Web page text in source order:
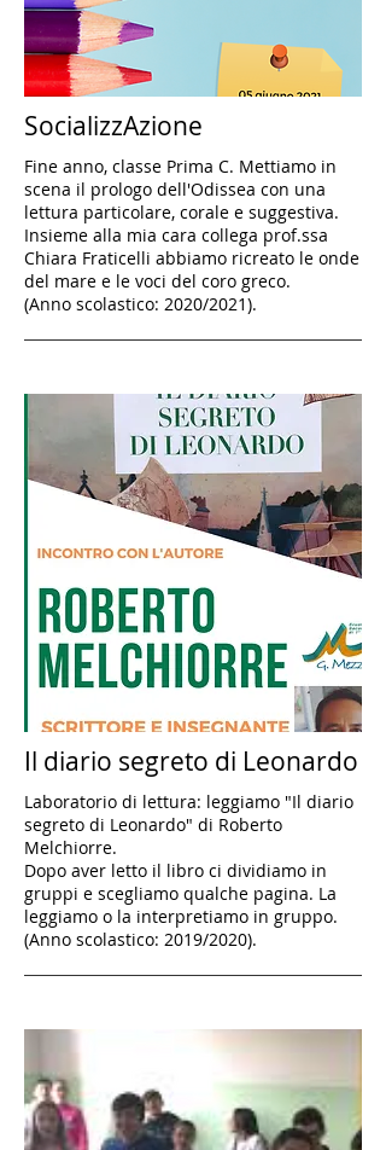
SocializzAzione
Fine anno, classe Prima C. Mettiamo in
scena il prologo dell'Odissea con una
lettura particolare, corale e suggestiva.
Insieme alla mia cara collega prof.ssa
Chiara Fraticelli abbiamo ricreato le onde
del mare e le voci del coro greco.
(Anno scolastico: 2020/2021).
Il diario segreto di Leonardo
Laboratorio di lettura: leggiamo "Il diario
segreto di Leonardo" di Roberto
Melchiorre.
Dopo aver letto il libro ci dividiamo in
gruppi e scegliamo qualche pagina. La
leggiamo o la interpretiamo in gruppo.
(Anno scolastico: 2019/2020).